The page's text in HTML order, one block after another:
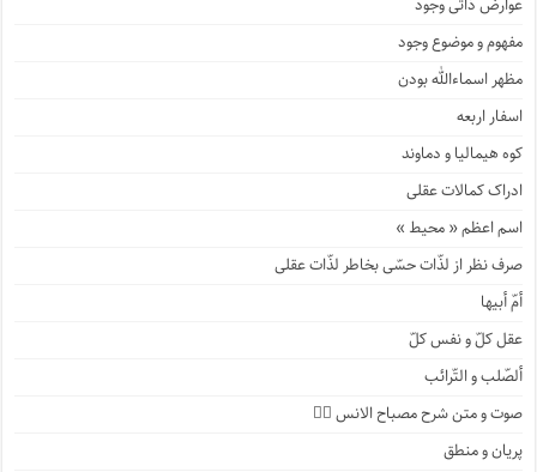
مفهوم و موضوع وجود
مظهر اسماءالله بودن
اسفار اربعه
کوه هیمالیا و دماوند
ادراک کمالات عقلی
اسم اعظم « محیط »
صرف نظر از لذّات حسّی بخاطر لذّات عقلی
أمّ أبیها
عقل کلّ و نفس کلّ
ألصّلب و التّرائب
صوت و متن شرح مصباح الانس ۹️⃣
پریان و منطق